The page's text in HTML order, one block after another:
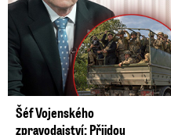
Šéf Vojenského
zpravodajství: Přijdou